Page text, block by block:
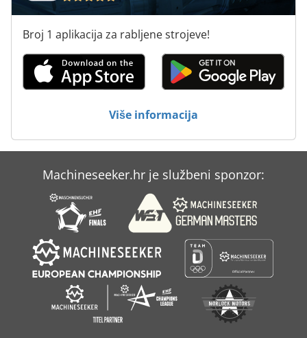
Strojevi Za Obrubljivanje
Strojevi Za Proizvodnju
Tur 560
Broj 1 aplikacija za rabljene strojeve!
Više informacija
Machineseeker.hr je službeni sponzor: